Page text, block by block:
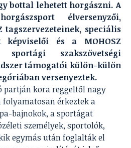
bottal lehetett horgászni. A
élversenyzői,
tagszervezeteinek, speciális
képviselői és a MOHOSZ
sportági szakszövetségi
támogatói külön-külön
versenyeztek.
partján kora reggeltől nagy
érkeztek a
bajnokok, a sportágat
személyek, sportolók,
egymás után foglalták el